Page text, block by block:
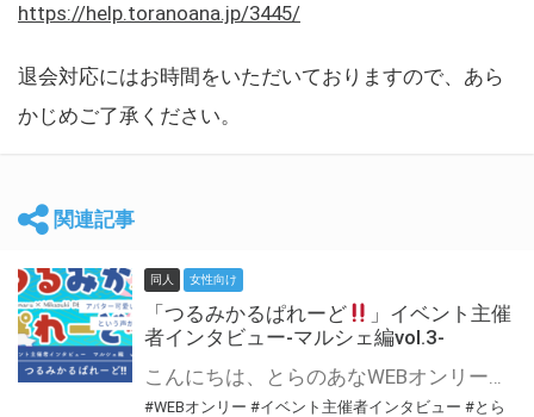
https://help.toranoana.jp/3445/
退会対応にはお時間をいただいておりますので、あら
かじめご了承ください。
関連記事
同人 女性向け
「つるみかるぱれーど
」イベント主催
者インタビュー-マルシェ編vol.3-
こんにちは、とらのあなWEBオンリー運営スタッフです。 新たにお届けする、イベント主催者インタビュー-マルシェ編-は、 とらのあなWEBオンリー「マルシェ」をご利用した主催様に 「マルシェ」を使って開催した感想や心がけをお聞きする企画です。 今回は、WEBオンリー初開催「つるみかるぱれーど
#WEBオンリー #イベント主催者インタビュー #とら